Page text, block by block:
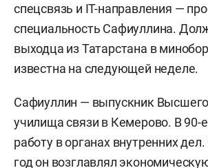
спецсвязь и IT-направления —
специальность Сафиуллина.
выходца из Татарстана в
известна на следующей неделе.
Сафиуллин — выпускник
училища связи в Кемерово. В 90-
работу в органах внутренних
год он возглавлял